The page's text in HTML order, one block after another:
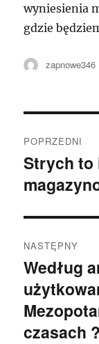
wyniesienia
gdzie
Autor
zapnowe346
wpisu
POPRZEDNI
Poprzedni
wpis:
Strych to
NASTĘPNY
Następny
wpis:
Według
czasach ?